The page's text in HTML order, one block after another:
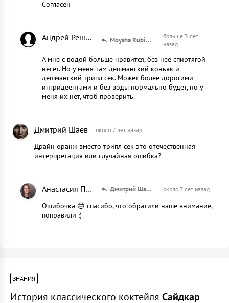
Согласен
Андрей Решетченко Moysha Rubinshteyn
больше 3 лет
назад
А мне с водой больше нравится, без нее спиртягой
несет. Но у меня там дешманский коньяк и
дешманский трипл сек. Может более дорогими
ингридеентами и без воды нормально будет, но у
меня их нет, чтоб проверить.
Дмитрий Шаев около 7 лет назад
Драйн оранж вместо трипл сек это отечественная
интерпретация или случайная ошибка?
Анастасия Панькина Дмитрий Шаев около 7 лет назад
Ошибочка 😔 спасибо, что обратили наше внимание,
поправили :)
ЗНАНИЯ
История классического коктейля Сайдкар